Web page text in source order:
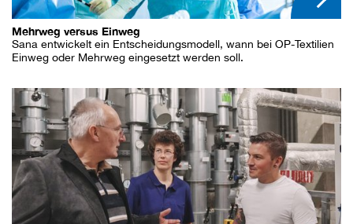
Mehrweg versus Einweg
Sana entwickelt ein Entscheidungsmodell, wann bei OP-Textilien
Einweg oder Mehrweg eingesetzt werden soll.